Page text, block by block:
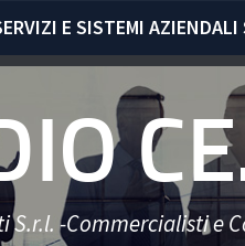
E SISTEMI AZIENDALI
S.r.l. -Commercialisti e